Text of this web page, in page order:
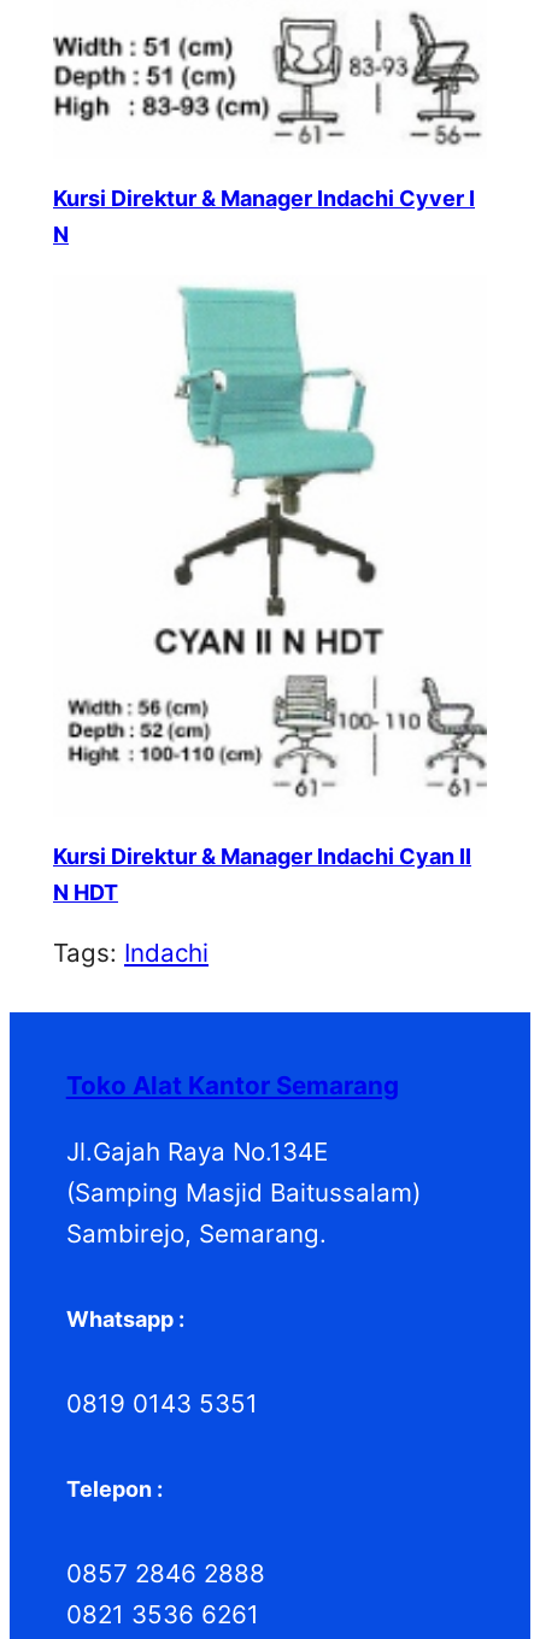
Kursi Direktur & Manager Indachi Cyver I
N
Kursi Direktur & Manager Indachi Cyan II
N HDT
Tags: Indachi
Toko Alat Kantor Semarang
Jl.Gajah Raya No.134E
(Samping Masjid Baitussalam)
Sambirejo, Semarang.
Whatsapp :
0819 0143 5351
Telepon :
0857 2846 2888
0821 3536 6261